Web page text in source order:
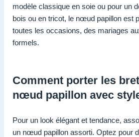
modèle classique en soie ou pour un
bois ou en tricot, le nœud papillon est
toutes les occasions, des mariages
formels.
Comment porter les
nœud papillon avec
Pour un look élégant et tendance,
un nœud papillon assorti. Optez pour